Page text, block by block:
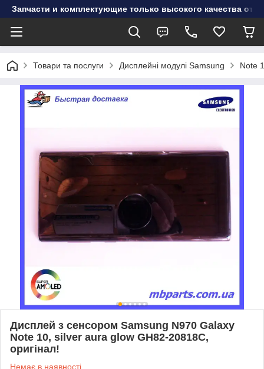
Запчасти и комплектующие только высокого качества от
Товари та послуги Дисплейні модулі Samsung Note
Дисплей з сенсором Samsung N970 Galaxy
Note 10, silver aura glow GH82-20818C,
оригінал!
Немає в наявності